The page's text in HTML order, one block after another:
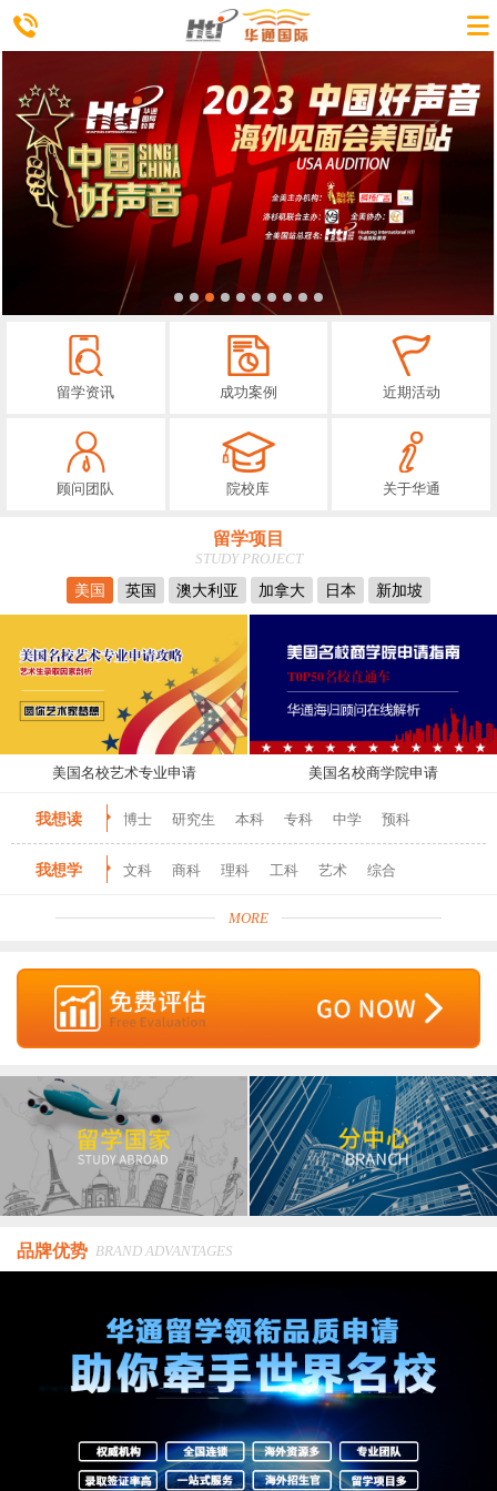
留学资讯 成功案例 近期活动
顾问团队 院校库 关于华通
留学项目
STUDY PROJECT
美国
英国 澳大利亚 加拿大 日本 新加坡
美国名校艺术专业申请 美国名校商学院申请
我想读 博士 研究生 本科 专科 中学 预科
我想学 文科 商科 理科 工科 艺术 综合
MORE
品牌优势 BRAND ADVANTAGES